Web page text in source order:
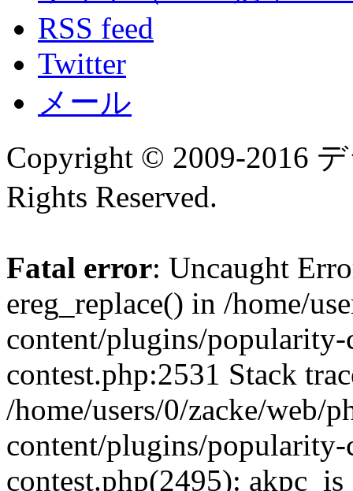
RSS feed
Twitter
メール
Copyright © 2009-2016
Rights Reserved.
Fatal error: Uncaught
ereg_replace() in /home/
content/plugins/
contest.php:2531 Stack
/home/users/0/zacke/web/
content/plugins/
contest.php(2495):